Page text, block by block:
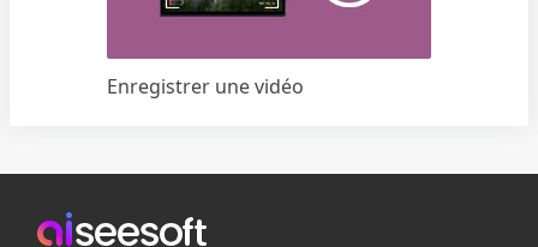
Enregistrer une vidéo